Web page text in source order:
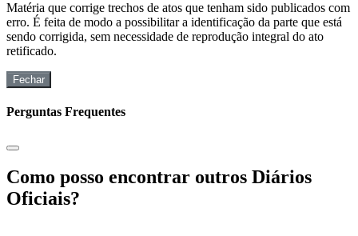
Matéria que corrige trechos de atos que tenham sido publicados com
erro. É feita de modo a possibilitar a identificação da parte que está
sendo corrigida, sem necessidade de reprodução integral do ato
retificado.
Fechar
Perguntas Frequentes
Como posso encontrar outros Diários
Oficiais?